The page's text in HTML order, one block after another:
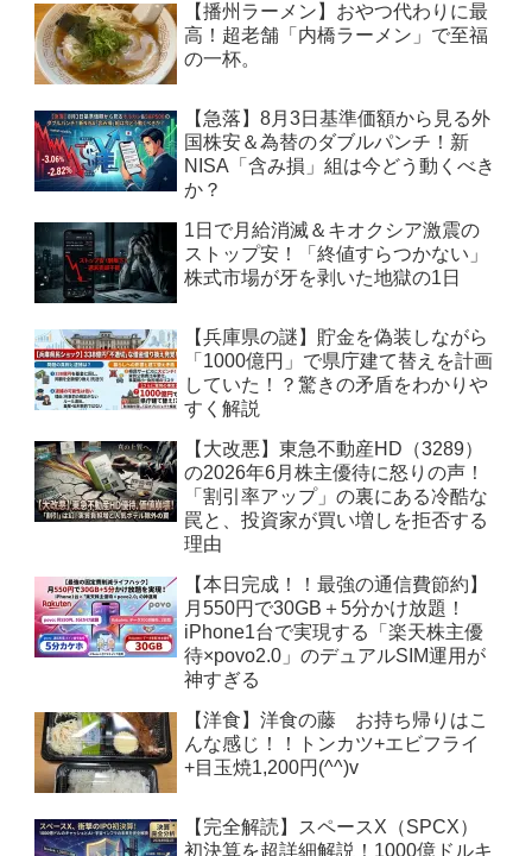
【播州ラーメン】おやつ代わりに最
高！超老舗「内橋ラーメン」で至福
の一杯。
【急落】8月3日基準価額から見る外
国株安＆為替のダブルパンチ！新
NISA「含み損」組は今どう動くべき
か？
1日で月給消滅＆キオクシア激震の
ストップ安！「終値すらつかない」
株式市場が牙を剥いた地獄の1日
【兵庫県の謎】貯金を偽装しながら
「1000億円」で県庁建て替えを計画
していた！？驚きの矛盾をわかりや
すく解説
【大改悪】東急不動産HD（3289）
の2026年6月株主優待に怒りの声！
「割引率アップ」の裏にある冷酷な
罠と、投資家が買い増しを拒否する
理由
【本日完成！！最強の通信費節約】
月550円で30GB＋5分かけ放題！
iPhone1台で実現する「楽天株主優
待×povo2.0」のデュアルSIM運用が
神すぎる
【洋食】洋食の藤 お持ち帰りはこ
んな感じ！！トンカツ+エビフライ
+目玉焼1,200円(^^)v
【完全解読】スペースX（SPCX）
初決算を超詳細解説！1000億ドルキ